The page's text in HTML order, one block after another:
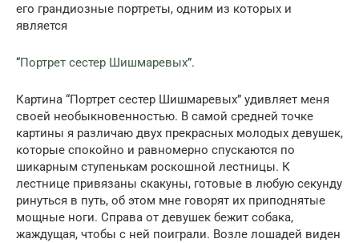
его грандиозные портреты, одним из которых и
является
“Портрет сестер Шишмаревых”.
Картина “Портрет сестер Шишмаревых” удивляет меня
своей необыкновенностью. В самой средней точке
картины я различаю двух прекрасных молодых девушек,
которые спокойно и равномерно спускаются по
шикарным ступенькам роскошной лестницы. К
лестнице привязаны скакуны, готовые в любую секунду
ринуться в путь, об этом мне говорят их приподнятые
мощные ноги. Справа от девушек бежит собака,
жаждущая, чтобы с ней поиграли. Возле лошадей виден